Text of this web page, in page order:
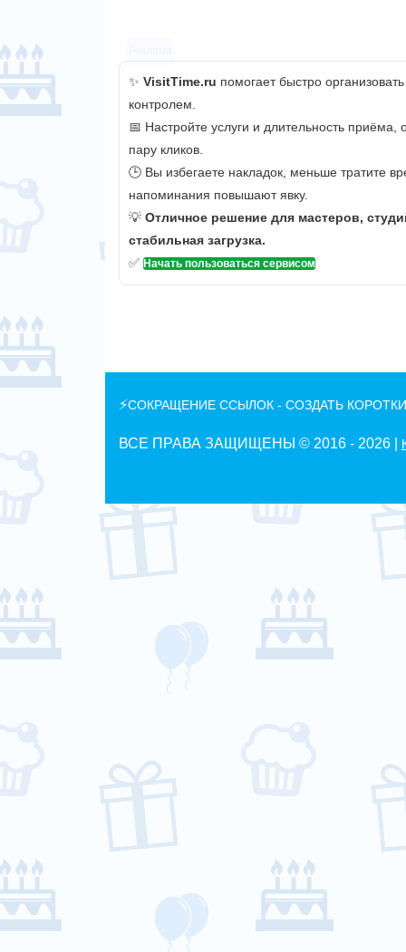
✨ VisitTime.ru помогает быстро
контролем.
📅 Настройте услуги и длительность
пару кликов.
🕒 Вы избегаете накладок, меньше тратите
напоминания повышают явку.
💡 Отличное решение для мастеров,
стабильная загрузка.
✅ Начать пользоваться сервисом
⚡СОКРАЩЕНИЕ ССЫЛОК - СОЗДАТЬ
ВСЕ ПРАВА ЗАЩИЩЕНЫ © 2016 - 2026 |